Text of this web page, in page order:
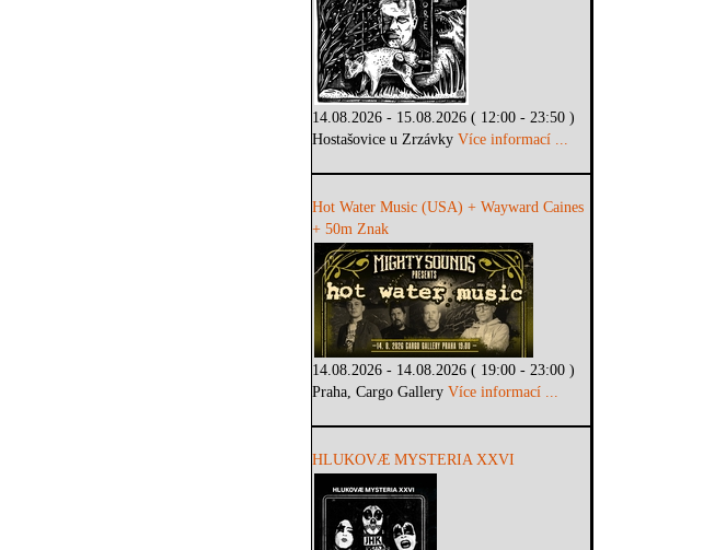
14.08.2026 - 15.08.2026 ( 12:00 - 23:50 )
Hostašovice u ZrzávkyVíce informací ...
Hot Water Music (USA) + Wayward Caines
+ 50m Znak
14.08.2026 - 14.08.2026 ( 19:00 - 23:00 )
Praha, Cargo GalleryVíce informací ...
HLUKOVÆ MYSTERIA XXVI